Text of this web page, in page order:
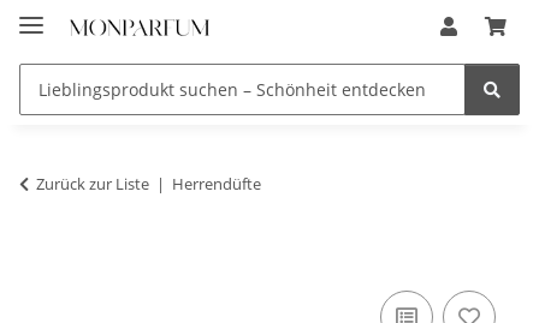
Zurück zur Liste Herrendüfte